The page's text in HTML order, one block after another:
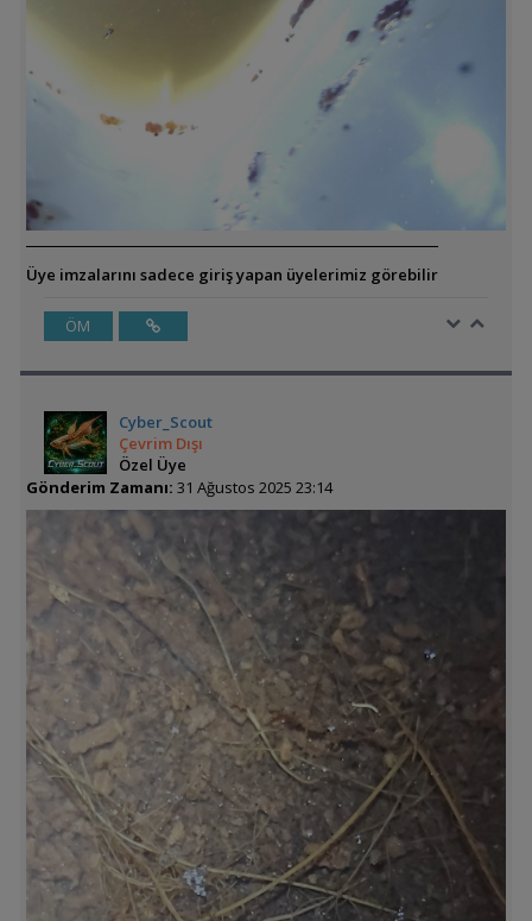
Üye imzalarını sadece giriş yapan üyelerimiz görebilir
ÖM
Cyber_Scout
Çevrim Dışı
Özel Üye
Gönderim Zamanı: 31 Ağustos 2025 23:14